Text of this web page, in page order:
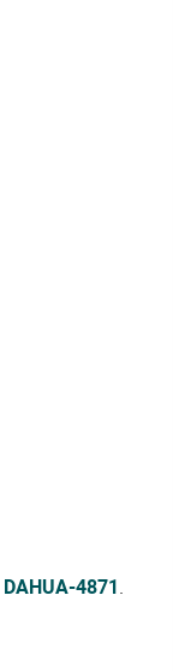
DAHUA-4871.